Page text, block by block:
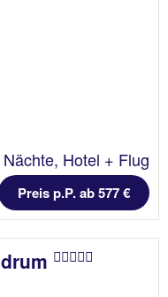
Hotel + Flug
Preis p.P. ab 577 €